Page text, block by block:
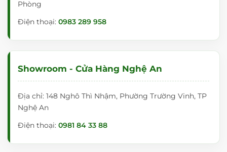
Phòng
Điện thoại: 0983 289 958
Showroom - Cửa Hàng Nghệ An
Địa chỉ: 148 Nghô Thì Nhậm, Phường Trường Vinh, TP
Nghệ An
Điện thoại: 0981 84 33 88